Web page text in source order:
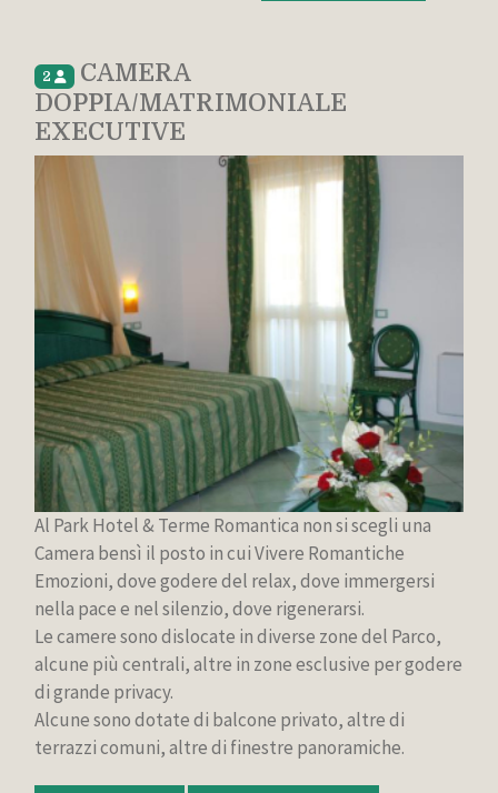
2
CAMERA
DOPPIA/MATRIMONIALE
EXECUTIVE
Al Park Hotel & Terme Romantica non si scegli una
Camera bensì il posto in cui Vivere Romantiche
Emozioni, dove godere del relax, dove immergersi
nella pace e nel silenzio, dove rigenerarsi.
Le camere sono dislocate in diverse zone del Parco,
alcune più centrali, altre in zone esclusive per godere
di grande privacy.
Alcune sono dotate di balcone privato, altre di
terrazzi comuni, altre di finestre panoramiche.